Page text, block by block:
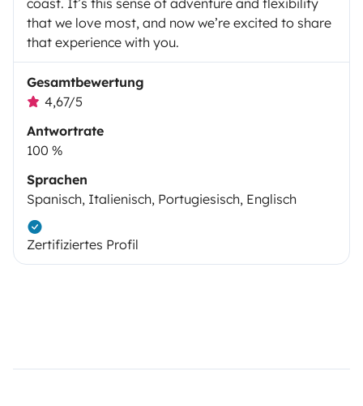
that we love most, and now we’re excited to share
that experience with you.
Gesamtbewertung
4,67/5
Antwortrate
100 %
Sprachen
Spanisch, Italienisch, Portugiesisch, Englisch
Zertifiziertes Profil